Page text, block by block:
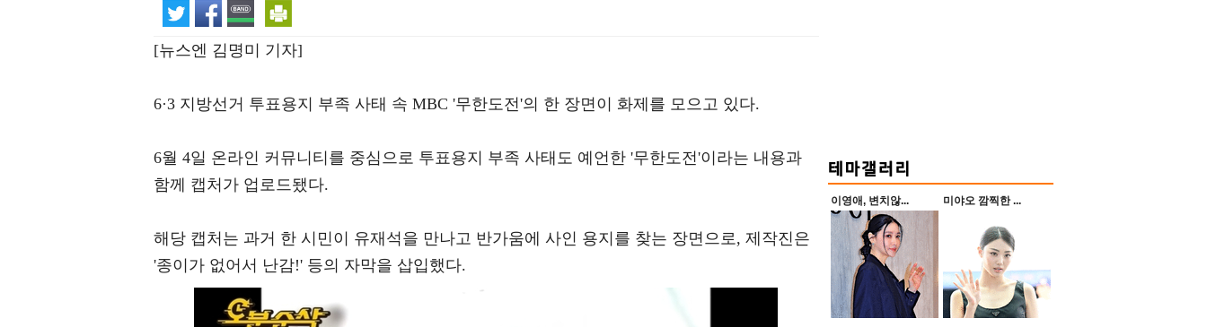
[뉴스엔 김명미 기자]
6·3 지방선거 투표용지 부족 사태 속 MBC '무한도전'의 한 장면이 화제를 모으고 있다.
6월 4일 온라인 커뮤니티를 중심으로 투표용지 부족 사태도 예언한 '무한도전'이라는 내용과
함께 캡처가 업로드됐다.
해당 캡처는 과거 한 시민이 유재석을 만나고 반가움에 사인 용지를 찾는 장면으로, 제작진은
'종이가 없어서 난감!' 등의 자막을 삽입했다.
이영애, 변치않... 미야오 깜찍한 ...